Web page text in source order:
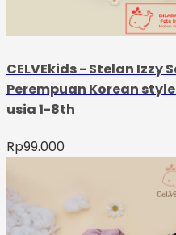
CELVEkids - Stelan Izzy
Perempuan Korean
usia 1-8th
Rp99.000